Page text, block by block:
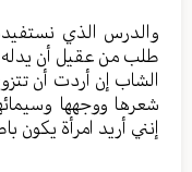
والدرس الذي
طلب من عقيل أن يدله
الشاب إن أردت أن
شعرها ووجهها
إنني أريد امرأة يكون